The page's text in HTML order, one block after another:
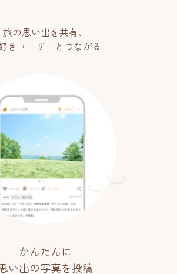
旅の思い出を共有、
きユーザーとつながる
かんたんに
い出の写真を投稿